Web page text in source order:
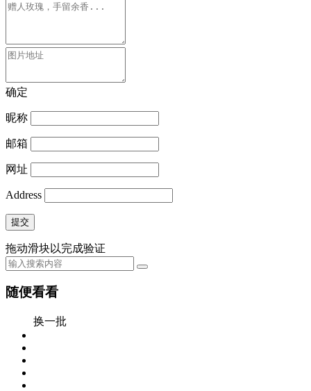
确定
昵称
邮箱
网址
Address
提交
拖动滑块以完成验证
随便看看
换一批